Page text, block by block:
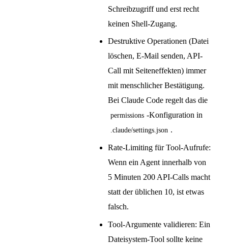
Schreibzugriff und erst recht
keinen Shell-Zugang.
Destruktive Operationen (Datei
löschen, E-Mail senden, API-
Call mit Seiteneffekten) immer
mit menschlicher Bestätigung.
Bei Claude Code regelt das die
permissions -Konfiguration in
.claude/settings.json .
Rate-Limiting für Tool-Aufrufe:
Wenn ein Agent innerhalb von
5 Minuten 200 API-Calls macht
statt der üblichen 10, ist etwas
falsch.
Tool-Argumente validieren: Ein
Dateisystem-Tool sollte keine